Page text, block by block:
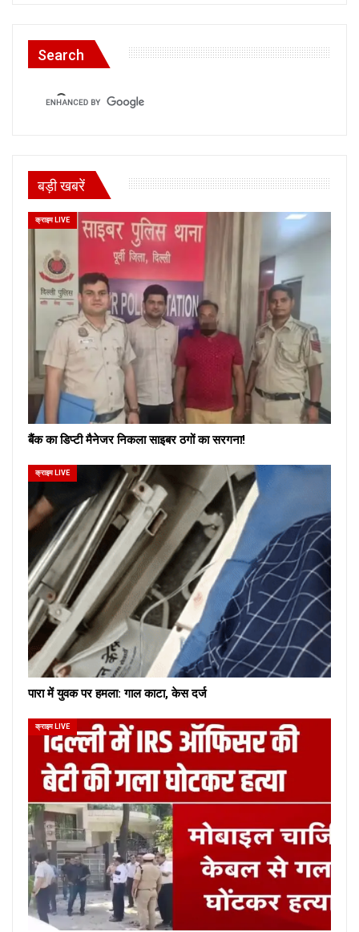
Search
बड़ी खबरें
क्राइम LIVE
बैंक का डिप्टी मैनेजर निकला साइबर ठगों का सरगना!
क्राइम LIVE
पारा में युवक पर हमला: गाल काटा, केस दर्ज
क्राइम LIVE